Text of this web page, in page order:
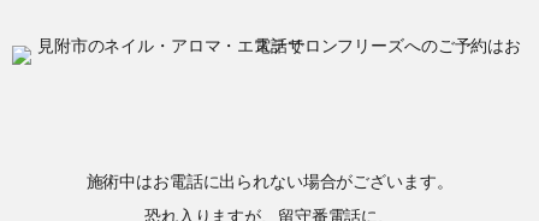
施術中はお電話に出られない場合がございます。
恐れ入りますが、留守番電話に、